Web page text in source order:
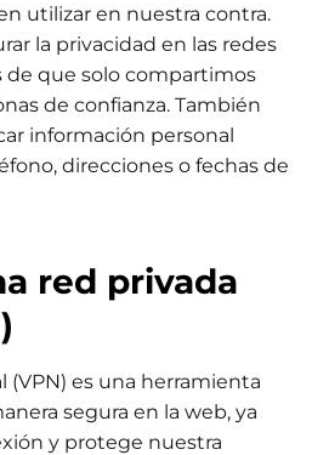
utilizar en nuestra contra.
la privacidad en las redes
de que solo compartimos
de confianza. También
información personal
direcciones o fechas de
red privada
(VPN) es una herramienta
segura en la web, ya
y protege nuestra